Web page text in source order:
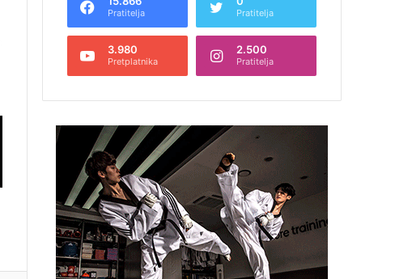
Pratitelja Pratitelja
3.980
Pretplatnika
2.500
Pratitelja